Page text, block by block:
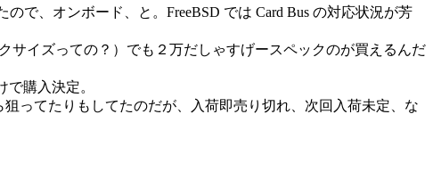
で、オンボード、と。FreeBSD では Card Bus の対応状況が芳
サイズっての？）でも２万だしゃすげースペックのが買えるんだ
購入決定。
ってたりもしてたのだが、入荷即売り切れ、次回入荷未定、な